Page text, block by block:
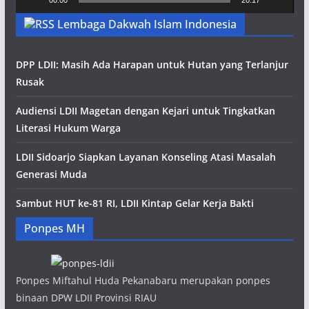
Lembaga Dakwah Islam Indonesia
DPP LDII: Masih Ada Harapan untuk Hutan yang Terlanjur
Rusak
Audiensi LDII Magetan dengan Kejari untuk Tingkatkan
Literasi Hukum Warga
LDII Sidoarjo Siapkan Layanan Konseling Atasi Masalah
Generasi Muda
Sambut HUT ke-81 RI, LDII Kintap Gelar Kerja Bakti
Ponpes MH
Ponpes Miftahul Huda Pekanabaru merupakan ponpes
binaan DPW LDII Provinsi RIAU